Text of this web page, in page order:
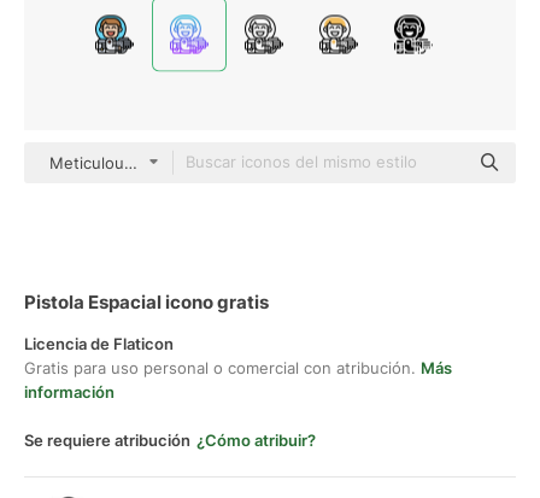
Meticulous Gradient
Pistola Espacial icono gratis
Licencia de Flaticon
Gratis para uso personal o comercial con atribución. Más
información
Se requiere atribución ¿Cómo atribuir?